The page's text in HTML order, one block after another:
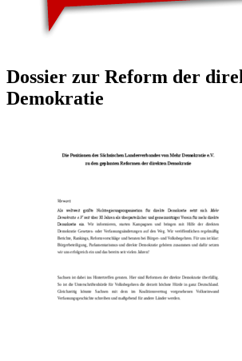
Dossier zur Reform der
Demokratie